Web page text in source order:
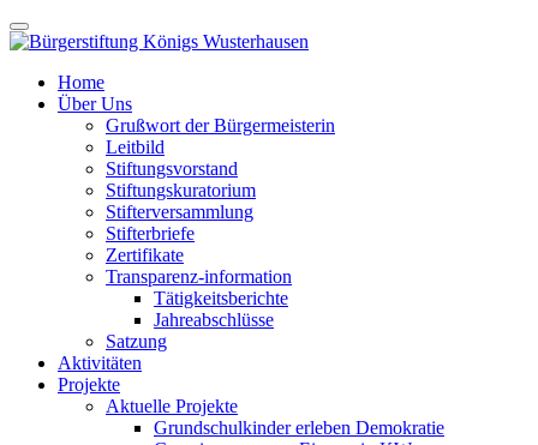
Home
Über Uns
Grußwort der Bürgermeisterin
Leitbild
Stiftungsvorstand
Stiftungskuratorium
Stifterversammlung
Stifterbriefe
Zertifikate
Transparenz-information
Tätigkeitsberichte
Jahreabschlüsse
Satzung
Aktivitäten
Projekte
Aktuelle Projekte
Grundschulkinder erleben Demokratie